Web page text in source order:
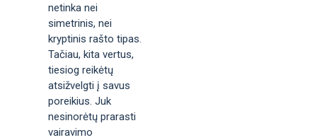
netinka nei
simetrinis, nei
kryptinis rašto tipas.
Tačiau, kita vertus,
tiesiog reikėtų
atsižvelgti į savus
poreikius. Juk
nesinorėtų prarasti
vairavimo